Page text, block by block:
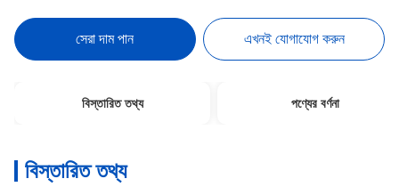
সেরা দাম পান এখনই যোগাযোগ করুন
বিস্তারিত তথ্য পণ্যের বর্ণনা
বিস্তারিত তথ্য